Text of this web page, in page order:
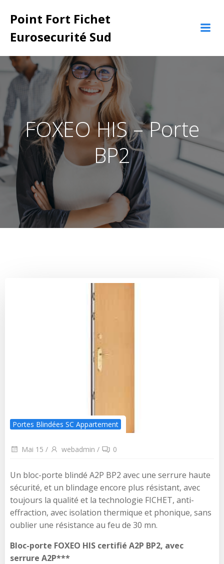
Point Fort Fichet
Eurosecurité Sud
FOXEO HIS – Porte
BP2
Portes Blindées SC Appartement
Mai 15 / webadmin / 0
Un bloc-porte blindé A2P BP2 avec une serrure haute
sécurité, et un blindage encore plus résistant, avec
toujours la qualité et la technologie FICHET, anti-
effraction, avec isolation thermique et phonique, sans
oublier une résistance au feu de 30 mn.
Bloc-porte FOXEO HIS certifié A2P BP2, avec
serrure A2P***